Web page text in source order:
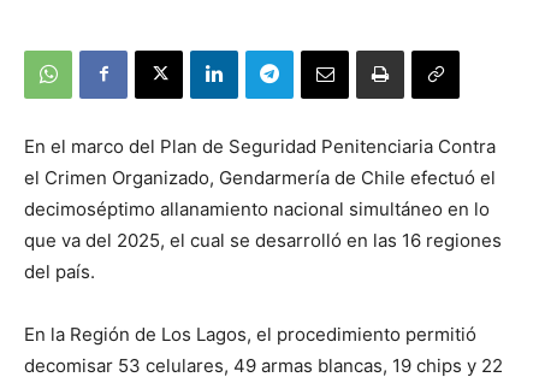
En el marco del Plan de Seguridad Penitenciaria Contra
el Crimen Organizado, Gendarmería de Chile efectuó el
decimoséptimo allanamiento nacional simultáneo en lo
que va del 2025, el cual se desarrolló en las 16 regiones
del país.
En la Región de Los Lagos, el procedimiento permitió
decomisar 53 celulares, 49 armas blancas, 19 chips y 22